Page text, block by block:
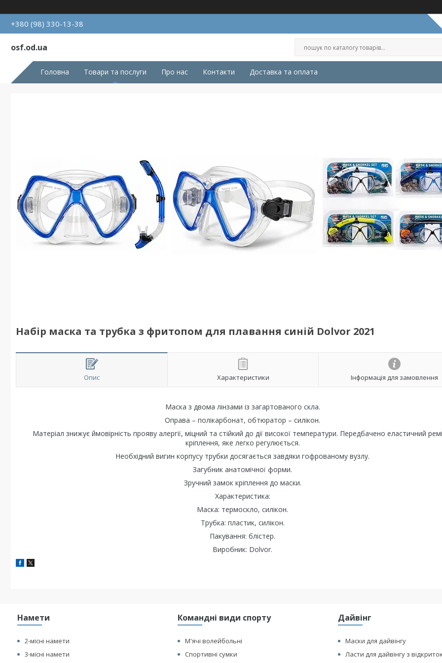
+380 (98) 330-13-38
osf.od.ua
Головна Товари та послуги Про нас Контакти Доставка та оплата
Набір маска та трубка з фритопом для плавання синій Dolvor 2021
Опис Характеристики Інформація для замовлення
Маска з двома лінзами із загартованого скла.
Оправа – полікарбонат, обтюратор – силікон.
Матеріал знижує ймовірність прояву алергії, міцний та стійкий до дії високої температури. Передбачено еластичний
кріплення, яке легко регулюється.
Необхідний вигин корпусу трубки досягається завдяки гофрованому вузлу.
Загубник анатомічної форми.
Зручний замок кріплення до маски.
Характеристика:
Маска: термоскло, силікон.
Трубка: пластик, силікон.
Пакування: блістер.
Виробник: Dolvor.
Намети
2-місні намети
3-місні намети
Командні види спорту
М'ячі волейбольні
Спортивні сумки
Дайвінг
Маски для дайвінгу
Ласти для дайвінгу з